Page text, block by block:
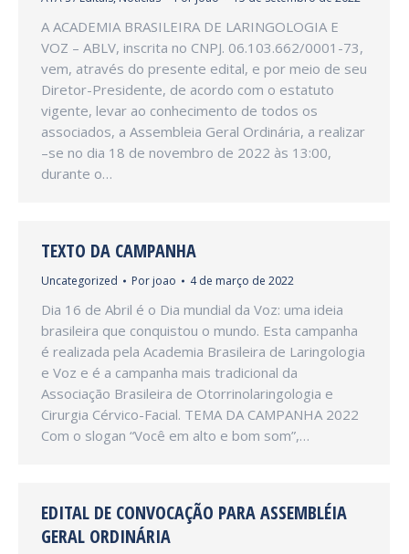
A ACADEMIA BRASILEIRA DE LARINGOLOGIA E
VOZ – ABLV, inscrita no CNPJ. 06.103.662/0001-73,
vem, através do presente edital, e por meio de seu
Diretor-Presidente, de acordo com o estatuto
vigente, levar ao conhecimento de todos os
associados, a Assembleia Geral Ordinária, a realizar
–se no dia 18 de novembro de 2022 às 13:00,
durante o…
TEXTO DA CAMPANHA
Uncategorized Por joao 4 de março de 2022
Dia 16 de Abril é o Dia mundial da Voz: uma ideia
brasileira que conquistou o mundo. Esta campanha
é realizada pela Academia Brasileira de Laringologia
e Voz e é a campanha mais tradicional da
Associação Brasileira de Otorrinolaringologia e
Cirurgia Cérvico-Facial. TEMA DA CAMPANHA 2022
Com o slogan “Você em alto e bom som”,…
EDITAL DE CONVOCAÇÃO PARA ASSEMBLÉIA
GERAL ORDINÁRIA